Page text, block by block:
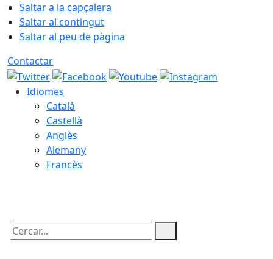
Saltar a la capçalera
Saltar al contingut
Saltar al peu de pàgina
Contactar
Idiomes
Català
Castellà
Anglès
Alemany
Francès
Cercar: